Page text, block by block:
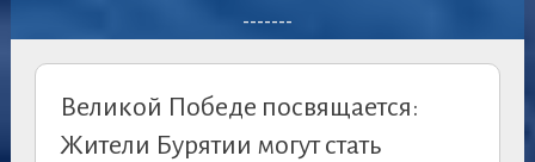
-------
Великой Победе посвящается:
Жители Бурятии могут стать